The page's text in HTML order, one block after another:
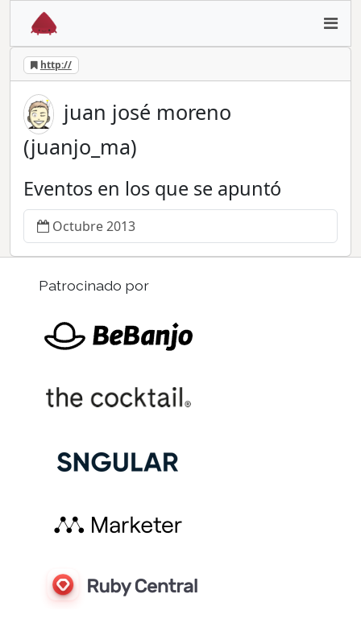
http://
juan josé moreno
(juanjo_ma)
Eventos en los que se apuntó
Octubre 2013
Patrocinado por